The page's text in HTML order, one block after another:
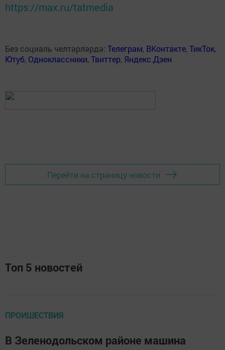
https://max.ru/tatmedia
Без социаль челтәрләрдә: Телеграм, ВКонтакте,ТикТок,
Ютуб, Одноклассники,Твиттер, Яндекс.Дзен
Перейти на страницу новости
Топ 5 новостей
ПРОИШЕСТВИЯ
В Зеленодольском районе машина